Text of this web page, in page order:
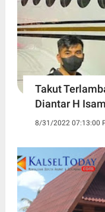
Takut
Diantar H
8/31/2022 07:13:00